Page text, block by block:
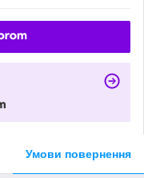
Умови повернення